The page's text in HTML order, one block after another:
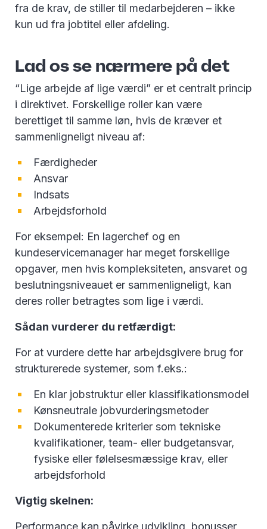
fra de krav, de stiller til medarbejderen – ikke
kun ud fra jobtitel eller afdeling.
Lad os se nærmere på det
“Lige arbejde af lige værdi” er et centralt princip
i direktivet. Forskellige roller kan være
berettiget til samme løn, hvis de kræver et
sammenligneligt niveau af:
Færdigheder
Ansvar
Indsats
Arbejdsforhold
For eksempel: En lagerchef og en
kundeservicemanager har meget forskellige
opgaver, men hvis kompleksiteten, ansvaret og
beslutningsniveauet er sammenligneligt, kan
deres roller betragtes som lige i værdi.
Sådan vurderer du retfærdigt:
For at vurdere dette har arbejdsgivere brug for
strukturerede systemer, som f.eks.:
En klar jobstruktur eller klassifikationsmodel
Kønsneutrale jobvurderingsmetoder
Dokumenterede kriterier som tekniske
kvalifikationer, team- eller budgetansvar,
fysiske eller følelsesmæssige krav, eller
arbejdsforhold
Vigtig skelnen:
Performance kan påvirke udvikling, bonusser